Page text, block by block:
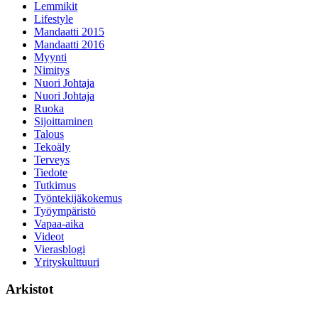
Lemmikit
Lifestyle
Mandaatti 2015
Mandaatti 2016
Myynti
Nimitys
Nuori Johtaja
Nuori Johtaja
Ruoka
Sijoittaminen
Talous
Tekoäly
Terveys
Tiedote
Tutkimus
Työntekijäkokemus
Työympäristö
Vapaa-aika
Videot
Vierasblogi
Yrityskulttuuri
Arkistot